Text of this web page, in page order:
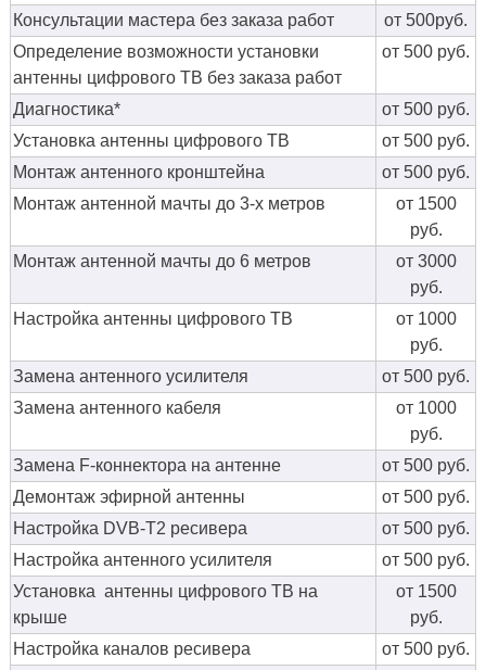
Консультации мастера без заказа работ
от 500руб.
Определение возможности установки
антенны цифрового ТВ без заказа работ
от 500 руб.
Диагностика*
от 500 руб.
Установка антенны цифрового ТВ
от 500 руб.
Монтаж антенного кронштейна
от 500 руб.
Монтаж антенной мачты до 3-х метров
от 1500
руб.
Монтаж антенной мачты до 6 метров
от 3000
руб.
Настройка антенны цифрового ТВ
от 1000
руб.
Замена антенного усилителя
от 500 руб.
Замена антенного кабеля
от 1000
руб.
Замена F-коннектора на антенне
от 500 руб.
Демонтаж эфирной антенны
от 500 руб.
Настройка DVB-T2 ресивера
от 500 руб.
Настройка антенного усилителя
от 500 руб.
Установка антенны цифрового ТВ на
крыше
от 1500
руб.
Настройка каналов ресивера
от 500 руб.